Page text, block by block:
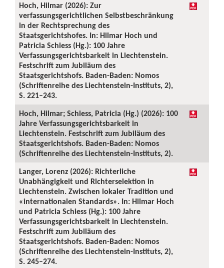
Hoch, Hilmar (2026): Zur
verfassungsgerichtlichen Selbstbeschränkung
in der Rechtsprechung des
Staatsgerichtshofes. In: Hilmar Hoch und
Patricia Schiess (Hg.): 100 Jahre
Verfassungsgerichtsbarkeit in Liechtenstein.
Festschrift zum Jubiläum des
Staatsgerichtshofs. Baden-Baden: Nomos
(Schriftenreihe des Liechtenstein-Instituts, 2),
S. 221–243.
Hoch, Hilmar; Schiess, Patricia (Hg.) (2026): 100
Jahre Verfassungsgerichtsbarkeit in
Liechtenstein. Festschrift zum Jubiläum des
Staatsgerichtshofs. Baden-Baden: Nomos
(Schriftenreihe des Liechtenstein-Instituts, 2).
Langer, Lorenz (2026): Richterliche
Unabhängigkeit und Richterselektion in
Liechtenstein. Zwischen lokaler Tradition und
«internationalen Standards». In: Hilmar Hoch
und Patricia Schiess (Hg.): 100 Jahre
Verfassungsgerichtsbarkeit in Liechtenstein.
Festschrift zum Jubiläum des
Staatsgerichtshofs. Baden-Baden: Nomos
(Schriftenreihe des Liechtenstein-Instituts, 2),
S. 245–274.